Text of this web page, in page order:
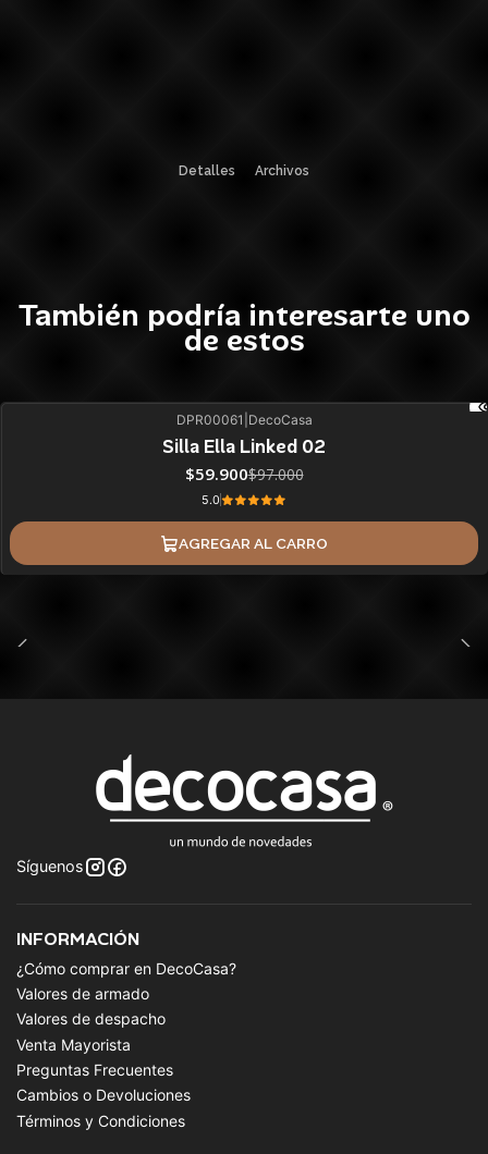
Detalles Archivos
También podría interesarte uno
de estos
DPR00061 DecoCasa
Silla Ella Linked 02
$59.900$97.000
5.0
AGREGAR AL CARRO
Síguenos
INFORMACIÓN
¿Cómo comprar en DecoCasa?
Valores de armado
Valores de despacho
Venta Mayorista
Preguntas Frecuentes
Cambios o Devoluciones
Términos y Condiciones